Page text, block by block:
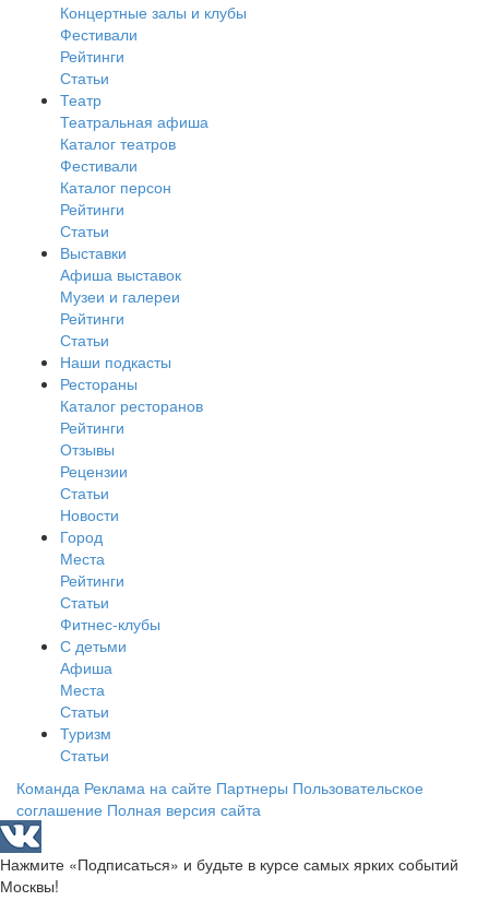
Концертные залы и клубы
Фестивали
Рейтинги
Статьи
Театр
Театральная афиша
Каталог театров
Фестивали
Каталог персон
Рейтинги
Статьи
Выставки
Афиша выставок
Музеи и галереи
Рейтинги
Статьи
Наши подкасты
Рестораны
Каталог ресторанов
Рейтинги
Отзывы
Рецензии
Статьи
Новости
Город
Места
Рейтинги
Статьи
Фитнес-клубы
С детьми
Афиша
Места
Статьи
Туризм
Статьи
Команда Реклама на сайте Партнеры Пользовательское
соглашение Полная версия сайта
Нажмите «Подписаться» и будьте в курсе самых ярких событий
Москвы!